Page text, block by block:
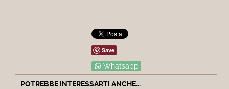
Save
Whatsapp
POTREBBE INTERESSARTI ANCHE...